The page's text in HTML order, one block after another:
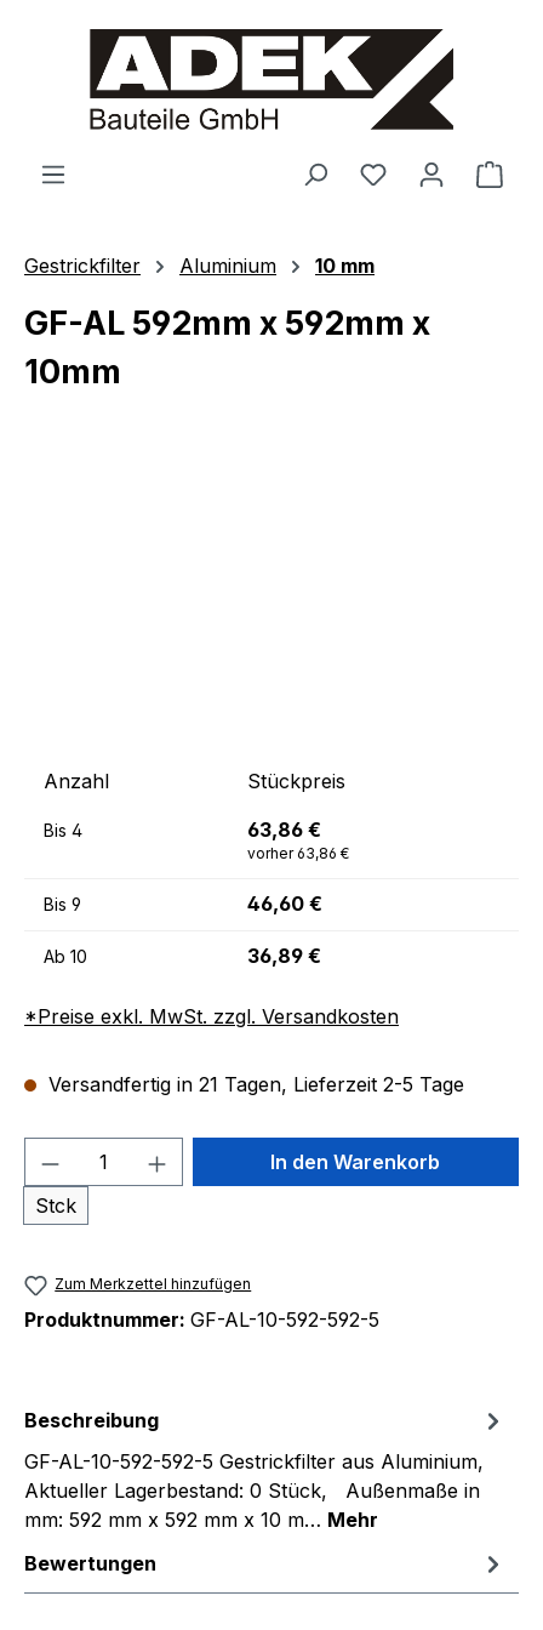
springen
Gestrickfilter Aluminium 10 mm
GF-AL 592mm x 592mm x
10mm
Anzahl Stückpreis
Bis 4 63,86 €
vorher 63,86 €
Bis 9 46,60 €
Ab 10 36,89 €
*Preise exkl. MwSt. zzgl. Versandkosten
Versandfertig in 21 Tagen, Lieferzeit 2-5 Tage
Produkt Anzahl: Gib den
Stck
In den Warenkorb
Zum Merkzettel hinzufügen
Produktnummer: GF-AL-10-592-592-5
Beschreibung
GF-AL-10-592-592-5 Gestrickfilter aus Aluminium,
Aktueller Lagerbestand: 0 Stück, Außenmaße in
mm: 592 mm x 592 mm x 10 m… Mehr
Bewertungen